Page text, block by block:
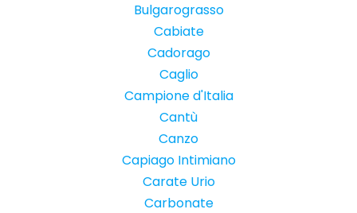
Bulgarograsso
Cabiate
Cadorago
Caglio
Campione d'Italia
Cantù
Canzo
Capiago Intimiano
Carate Urio
Carbonate